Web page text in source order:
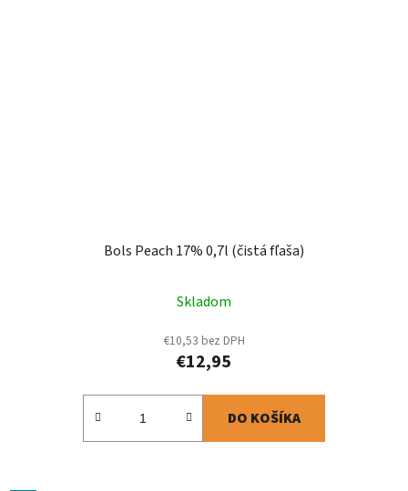
Bols Peach 17% 0,7l (čistá fľaša)
Skladom
€10,53 bez DPH
€12,95
DO KOŠÍKA